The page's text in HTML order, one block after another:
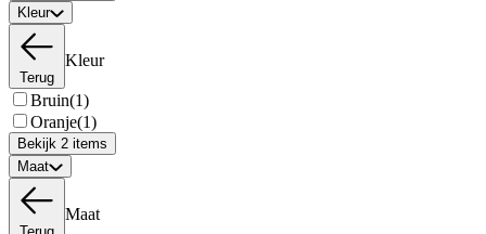
Kleur
Terug
Kleur
Bruin(1)
Oranje(1)
Bekijk 2 items
Maat
Maat